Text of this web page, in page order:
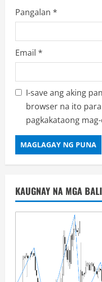
Pangalan *
Email *
I-save ang aking
browser na ito
pagkakataong
KAUGNAY NA MGA